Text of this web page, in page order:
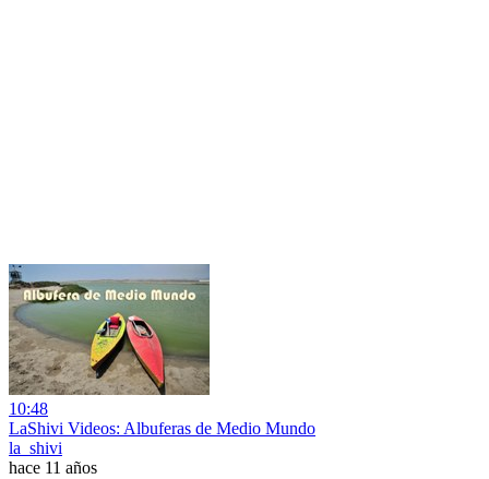
10:48
LaShivi Videos: Albuferas de Medio Mundo
la_shivi
hace 11 años